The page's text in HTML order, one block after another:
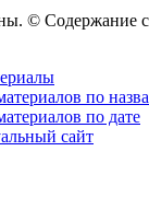
© Содержание
по
по дате
сайт